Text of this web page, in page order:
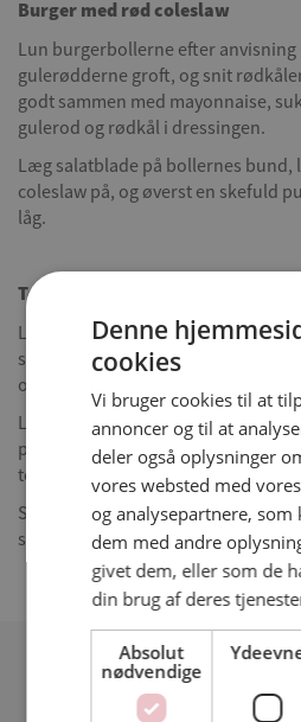
Burger med rød coleslaw
Lun burgerbollerne efter anvisning
gulerødderne groft, og snit
godt sammen med mayonnaise,
gulerod og rødkål i dressingen.
Læg salatblade på bollernes bund,
coleslaw på, og øverst en skefuld
låg.
Tortilla wrap med spidskål og
Lun tortilla pandekagerne efter
spidskål fint og bland med
og olie, indtil konsistensen er fin og
Læg en skefuld spidskål og
pulled chicken ovenpå. Dryp med
tortillaen sammen.
Server burger og tortilla wrap med
salsadressing.
Relaterede
Denne
cookies
Vi bruger cookies til at
annoncer og til at
deler også oplysninger
vores websted med
og analysepartnere,
dem med andre
givet dem, eller som de
din brug af deres
Absolut
nødvendige